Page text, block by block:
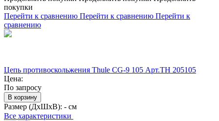
покупки
Перейти к сравнению Перейти к сравнению Перейти к
сравнению
Цепь противоскольжения Thule CG-9 105 Арт.TH 205105
Цена:
По запросу
В корзину
Размер (ДхШхВ): - см
Все характеристики